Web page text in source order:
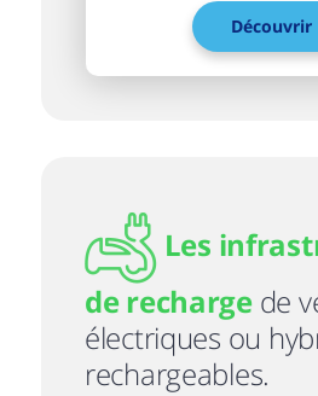
Découvrir
Les
de rechargede
électriques ou
rechargeables.